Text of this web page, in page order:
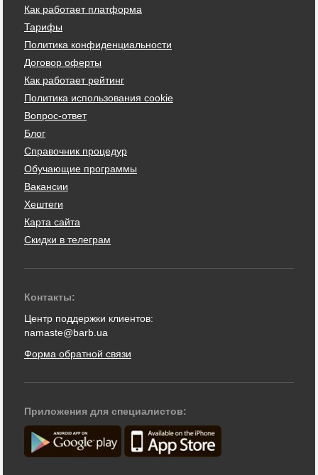
Как работает платформа
Тарифы
Политика конфиденциальности
Договор оферты
Как работает рейтинг
Политика использования cookie
Вопрос-ответ
Блог
Справочник процедур
Обучающие программы
Вакансии
Хештеги
Карта сайта
Скидки в телеграм
Контакты:
Центр поддержки клиентов:
namaste@barb.ua
Форма обратной связи
Приложения для специалистов: